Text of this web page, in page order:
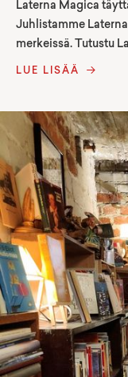
Laterna Magica
Juhlistamme
merkeissä. Tutustu
LUE LISÄÄ